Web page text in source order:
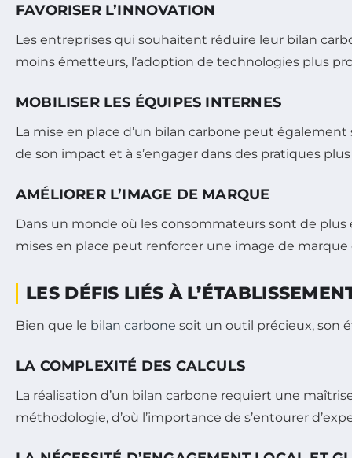
FAVORISER L’INNOVATION
Les entreprises qui souhaitent réduire leur bilan
moins émetteurs, l’adoption de technologies plus
MOBILISER LES ÉQUIPES INTERNES
La mise en place d’un bilan carbone peut
de son impact et à s’engager dans des pratiques
AMÉLIORER L’IMAGE DE MARQUE
Dans un monde où les consommateurs sont de
mises en place peut renforcer une image de marque
LES DÉFIS LIÉS À
Bien que le bilan carbone soit un outil précieux, son
LA COMPLEXITÉ DES CALCULS
La réalisation d’un bilan carbone requiert une
méthodologie, d’où l’importance de s’entourer